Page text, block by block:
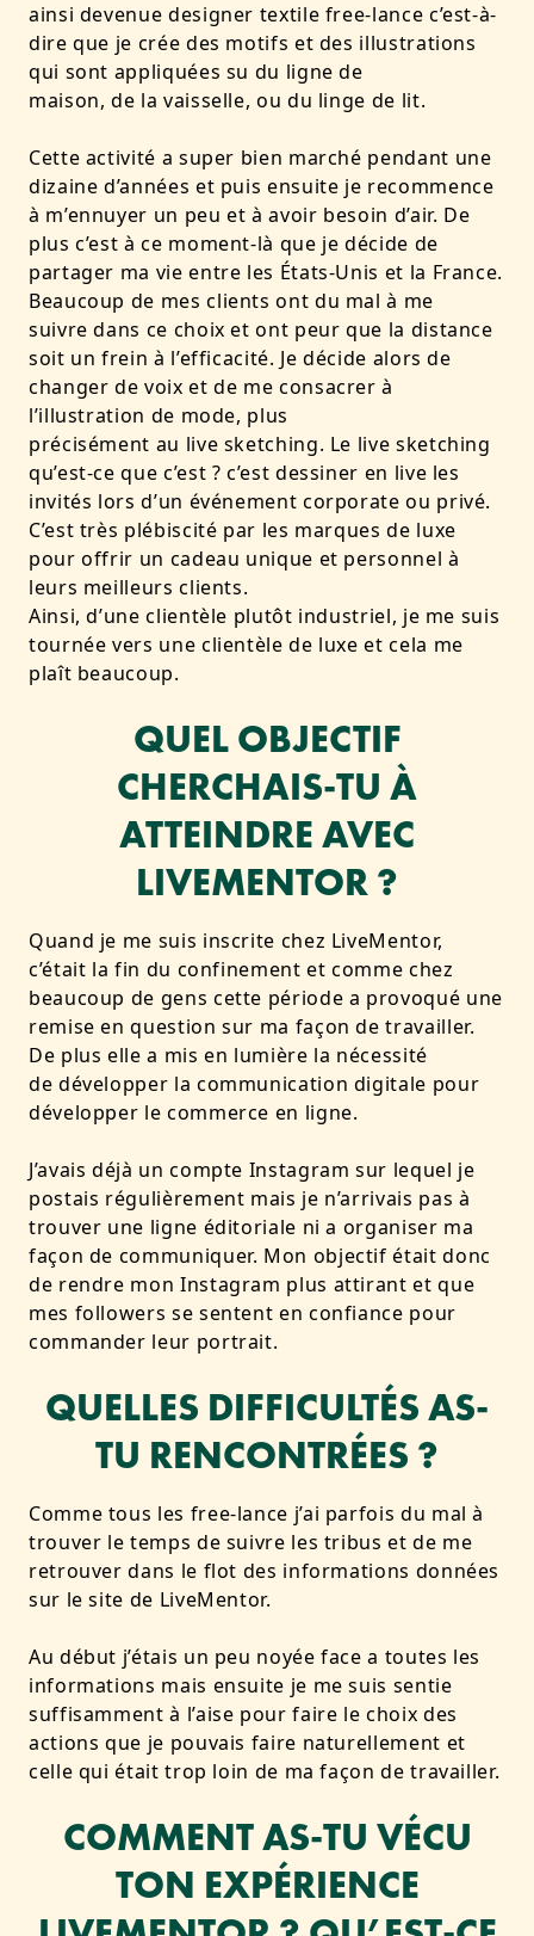
ainsi devenue designer textile free-lance c’est-à-
dire que je crée des motifs et des illustrations
qui sont appliquées su du ligne de
maison, de la vaisselle, ou du linge de lit.
Cette activité a super bien marché pendant une
dizaine d’années et puis ensuite je recommence
à m’ennuyer un peu et à avoir besoin d’air. De
plus c’est à ce moment-là que je décide de
partager ma vie entre les États-Unis et la France.
Beaucoup de mes clients ont du mal à me
suivre dans ce choix et ont peur que la distance
soit un frein à l’efficacité. Je décide alors de
changer de voix et de me consacrer à
l’illustration de mode, plus
précisément au live sketching. Le live sketching
qu’est-ce que c’est ? c’est dessiner en live les
invités lors d’un événement corporate ou privé.
C’est très plébiscité par les marques de luxe
pour offrir un cadeau unique et personnel à
leurs meilleurs clients.
Ainsi, d’une clientèle plutôt industriel, je me suis
tournée vers une clientèle de luxe et cela me
plaît beaucoup.
QUEL OBJECTIF
CHERCHAIS-TU À
ATTEINDRE AVEC
LIVEMENTOR ?
Quand je me suis inscrite chez LiveMentor,
c’était la fin du confinement et comme chez
beaucoup de gens cette période a provoqué une
remise en question sur ma façon de travailler.
De plus elle a mis en lumière la nécessité
de développer la communication digitale pour
développer le commerce en ligne.
J’avais déjà un compte Instagram sur lequel je
postais régulièrement mais je n’arrivais pas à
trouver une ligne éditoriale ni a organiser ma
façon de communiquer. Mon objectif était donc
de rendre mon Instagram plus attirant et que
mes followers se sentent en confiance pour
commander leur portrait.
QUELLES DIFFICULTÉS AS-
TU RENCONTRÉES ?
Comme tous les free-lance j’ai parfois du mal à
trouver le temps de suivre les tribus et de me
retrouver dans le flot des informations données
sur le site de LiveMentor.
Au début j’étais un peu noyée face a toutes les
informations mais ensuite je me suis sentie
suffisamment à l’aise pour faire le choix des
actions que je pouvais faire naturellement et
celle qui était trop loin de ma façon de travailler.
COMMENT AS-TU VÉCU
TON EXPÉRIENCE